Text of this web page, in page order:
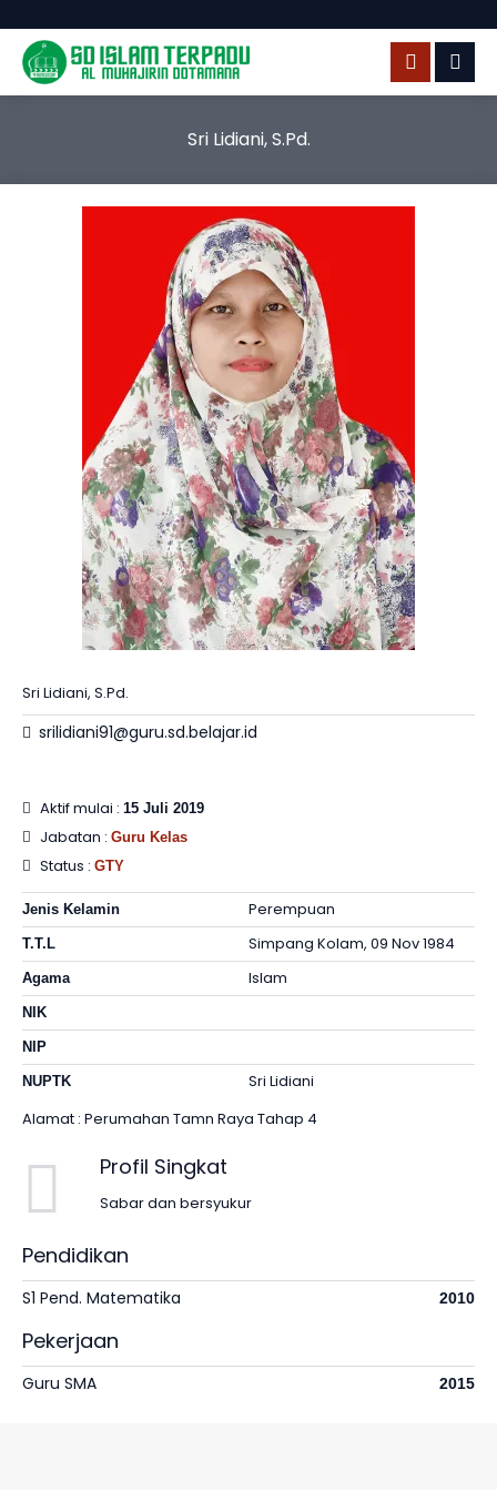
Sri Lidiani, S.Pd.
Sri Lidiani, S.Pd.
srilidiani91@guru.sd.belajar.id
Aktif mulai : 15 Juli 2019
Jabatan : Guru Kelas
Status : GTY
Jenis Kelamin Perempuan
T.T.L Simpang Kolam, 09 Nov 1984
Agama Islam
NIK
NIP
NUPTK
Sri Lidiani
Alamat : Perumahan Tamn Raya Tahap 4
Profil Singkat
Sabar dan bersyukur
Pendidikan
S1 Pend. Matematika 2010
Pekerjaan
Guru SMA 2015